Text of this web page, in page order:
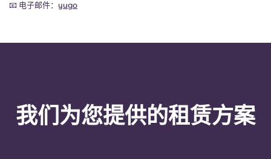
📧 电子邮件： yugo
我们为您提供的租赁方案